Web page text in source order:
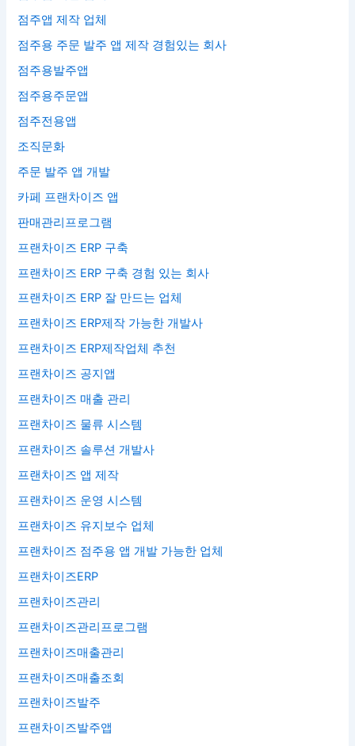
점주앱 제작 업체
점주용 주문 발주 앱 제작 경험있는 회사
점주용발주앱
점주용주문앱
점주전용앱
조직문화
주문 발주 앱 개발
카페 프랜차이즈 앱
판매관리프로그램
프랜차이즈 ERP 구축
프랜차이즈 ERP 구축 경험 있는 회사
프랜차이즈 ERP 잘 만드는 업체
프랜차이즈 ERP제작 가능한 개발사
프랜차이즈 ERP제작업체 추천
프랜차이즈 공지앱
프랜차이즈 매출 관리
프랜차이즈 물류 시스템
프랜차이즈 솔루션 개발사
프랜차이즈 앱 제작
프랜차이즈 운영 시스템
프랜차이즈 유지보수 업체
프랜차이즈 점주용 앱 개발 가능한 업체
프랜차이즈ERP
프랜차이즈관리
프랜차이즈관리프로그램
프랜차이즈매출관리
프랜차이즈매출조회
프랜차이즈발주
프랜차이즈발주앱